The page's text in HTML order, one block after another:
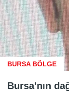
BURSA BÖLGE
Bursa'nın